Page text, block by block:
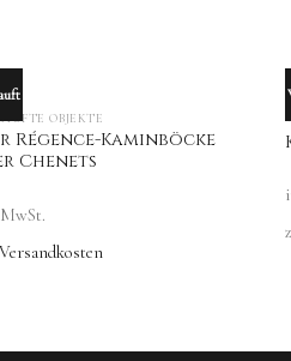
OUT OF STOCK
OBJEKTE
Régence-Kaminböcke
Chenets
Versandkosten